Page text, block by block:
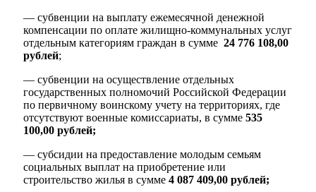
— субвенции на выплату ежемесячной денежной
компенсации по оплате жилищно-коммунальных услуг
отдельным категориям граждан в сумме 24 776 108,00
рублей;
— субвенции на осуществление отдельных
государственных полномочий Российской Федерации
по первичному воинскому учету на территориях, где
отсутствуют военные комиссариаты, в сумме 535
100,00 рублей;
— субсидии на предоставление молодым семьям
социальных выплат на приобретение или
строительство жилья в сумме 4 087 409,00 рублей;
Туризм